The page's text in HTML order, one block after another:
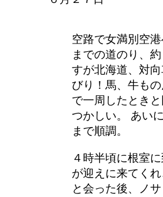
空路で女満別空
までの道のり、
すが北海道、対
びり！馬、牛も
で一周したとき
つかしい。 あい
まで順調。
４時半頃に根室
が迎えに来てく
と会った後、ノ